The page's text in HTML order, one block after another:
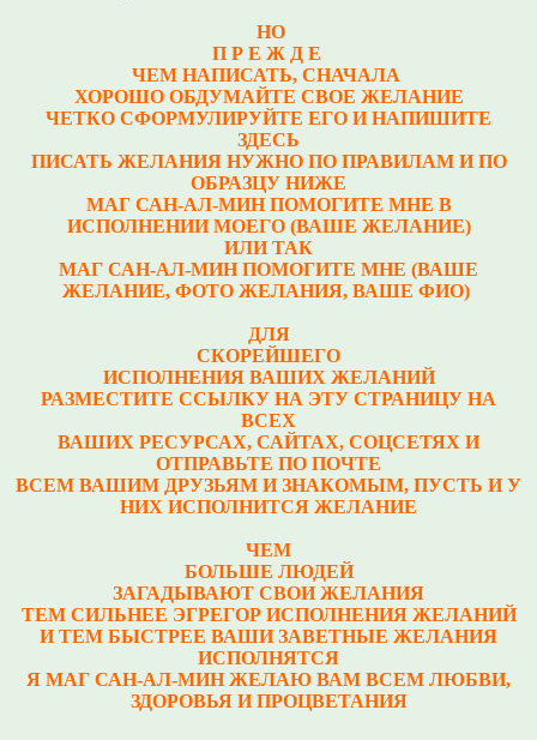
НО
П Р Е Ж Д Е
ЧЕМ НАПИСАТЬ, СНАЧАЛА
ХОРОШО ОБДУМАЙТЕ СВОЕ ЖЕЛАНИЕ
ЧЕТКО СФОРМУЛИРУЙТЕ ЕГО И НАПИШИТЕ
ЗДЕСЬ
ПИСАТЬ ЖЕЛАНИЯ НУЖНО ПО ПРАВИЛАМ И ПО
ОБРАЗЦУ НИЖЕ
МАГ САН-АЛ-МИН ПОМОГИТЕ МНЕ В
ИСПОЛНЕНИИ МОЕГО (ВАШЕ ЖЕЛАНИЕ)
ИЛИ ТАК
МАГ САН-АЛ-МИН ПОМОГИТЕ МНЕ (ВАШЕ
ЖЕЛАНИЕ, ФОТО ЖЕЛАНИЯ, ВАШЕ ФИО)
ДЛЯ
СКОРЕЙШЕГО
ИСПОЛНЕНИЯ ВАШИХ ЖЕЛАНИЙ
РАЗМЕСТИТЕ ССЫЛКУ НА ЭТУ СТРАНИЦУ НА
ВСЕХ
ВАШИХ РЕСУРСАХ, САЙТАХ, СОЦСЕТЯХ И
ОТПРАВЬТЕ ПО ПОЧТЕ
ВСЕМ ВАШИМ ДРУЗЬЯМ И ЗНАКОМЫМ, ПУСТЬ И У
НИХ ИСПОЛНИТСЯ ЖЕЛАНИЕ
ЧЕМ
БОЛЬШЕ ЛЮДЕЙ
ЗАГАДЫВАЮТ СВОИ ЖЕЛАНИЯ
ТЕМ СИЛЬНЕЕ ЭГРЕГОР ИСПОЛНЕНИЯ ЖЕЛАНИЙ
И ТЕМ БЫСТРЕЕ ВАШИ ЗАВЕТНЫЕ ЖЕЛАНИЯ
ИСПОЛНЯТСЯ
Я МАГ САН-АЛ-МИН ЖЕЛАЮ ВАМ ВСЕМ ЛЮБВИ,
ЗДОРОВЬЯ И ПРОЦВЕТАНИЯ